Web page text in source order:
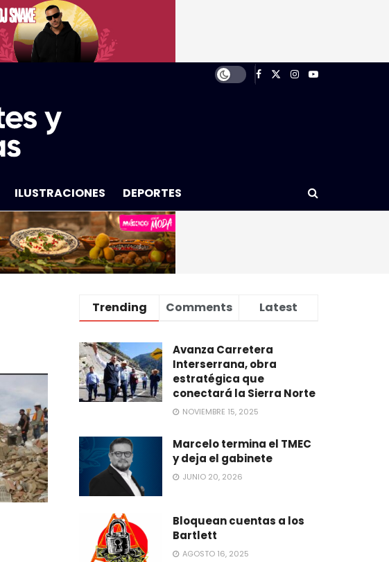
ILUSTRACIONES DEPORTES
Trending Comments Latest
Avanza Carretera
Interserrana, obra
estratégica que
conectará la Sierra Norte
NOVIEMBRE 15, 2025
Marcelo termina el TMEC
y deja el gabinete
JUNIO 20, 2026
Bloquean cuentas a los
Bartlett
AGOSTO 16, 2025